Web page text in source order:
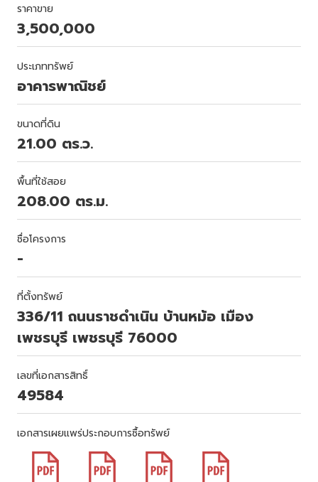
ราคาขาย
3,500,000
ประเภททรัพย์
อาคารพาณิชย์
ขนาดที่ดิน
21.00 ตร.ว.
พื้นที่ใช้สอย
208.00 ตร.ม.
ชื่อโครงการ
-
ที่ตั้งทรัพย์
336/11 ถนนราชดำเนิน บ้านหม้อ เมือง
เพชรบุรี เพชรบุรี 76000
เลขที่เอกสารสิทธิ์
49584
เอกสารเผยแพร่ประกอบการซื้อทรัพย์